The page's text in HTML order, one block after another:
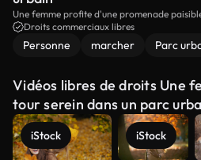
Une femme profite d'une promenade
de verdure et de cityscapes. La vidéo
tranquillité au milieu d'un environnement
nature, de la vie urbaine et de la relaxation.
Droits commerciaux libres
Personne marcher Parc
Vidéos libres de droits Une
tour serein dans un parc
iStock iStock